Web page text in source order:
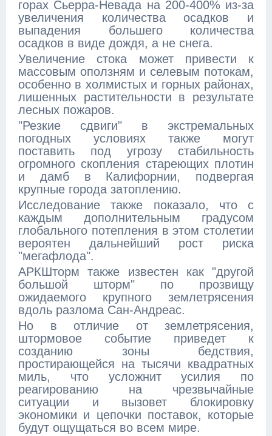
горах Сьерра-Невада на 200-400% из-за
увеличения количества осадков и
выпадения большего количества
осадков в виде дождя, а не снега.
Увеличение стока может привести к
массовым оползням и селевым потокам,
особенно в холмистых и горных районах,
лишенных растительности в результате
лесных пожаров.
"Резкие сдвиги" в экстремальных
погодных условиях также могут
поставить под угрозу стабильность
огромного скопления стареющих плотин
и дамб в Калифорнии, подвергая
крупные города затоплению.
Исследование также показало, что с
каждым дополнительным градусом
глобального потепления в этом столетии
вероятен дальнейший рост риска
"мегафлода".
АРКШторм также известен как "другой
большой шторм" по прозвищу
ожидаемого крупного землетрясения
вдоль разлома Сан-Андреас.
Но в отличие от землетрясения,
штормовое событие приведет к
созданию зоны бедствия,
простирающейся на тысячи квадратных
миль, что усложнит усилия по
реагированию на чрезвычайные
ситуации и вызовет блокировку
экономики и цепочки поставок, которые
будут ощущаться во всем мире.